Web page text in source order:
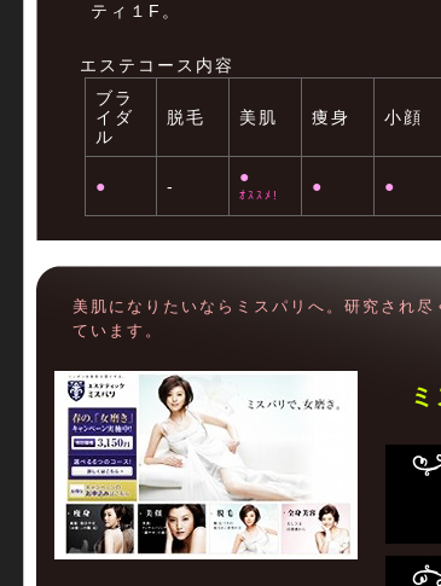
ティ１F。
エステコース内容
ブラ
イダ
ル
脱毛 美肌 痩身 小顔
● - ●
ｵｽｽﾒ! ● ●
美肌になりたいならミスパリへ。研究され
ています。